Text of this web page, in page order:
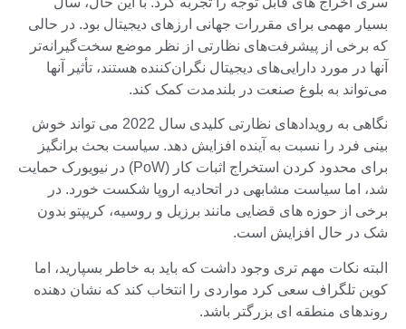
بسیار مهمی برای مقررات جهانی ارزهای دیجیتال بود. در حالی
که برخی از پیشرفت‌های نظارتی از نظر موضع سخت‌گیرانه‌تر
آنها در مورد دارایی‌های دیجیتال نگران‌کننده هستند، تأثیر آنها
می‌تواند به بلوغ صنعت در بلندمدت کمک کند.
نگاهی به رویدادهای نظارتی کلیدی سال 2022 می تواند خوش
بینی فرد را نسبت به آینده افزایش دهد. سیاست بحث برانگیز
برای محدود کردن استخراج اثبات کار (PoW) در نیویورک حمایت
شد، اما سیاست مشابهی در اتحادیه اروپا شکست خورد. در
برخی از حوزه های قضایی مانند برزیل و روسیه، کریپتو بدون
شک در حال افزایش است.
البته نکات مهم تری وجود داشت که باید به خاطر بسپارید، اما
کوین تلگراف سعی کرد مواردی را انتخاب کند که نشان دهنده
روندهای منطقه ای بزرگتر باشد.